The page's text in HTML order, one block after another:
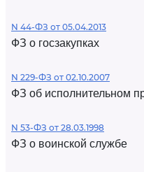
N 44-ФЗ от 05.04.2013
ФЗ о госзакупках
N 229-ФЗ от 02.10.2007
ФЗ об исполнительном
N 53-ФЗ от 28.03.1998
ФЗ о воинской службе